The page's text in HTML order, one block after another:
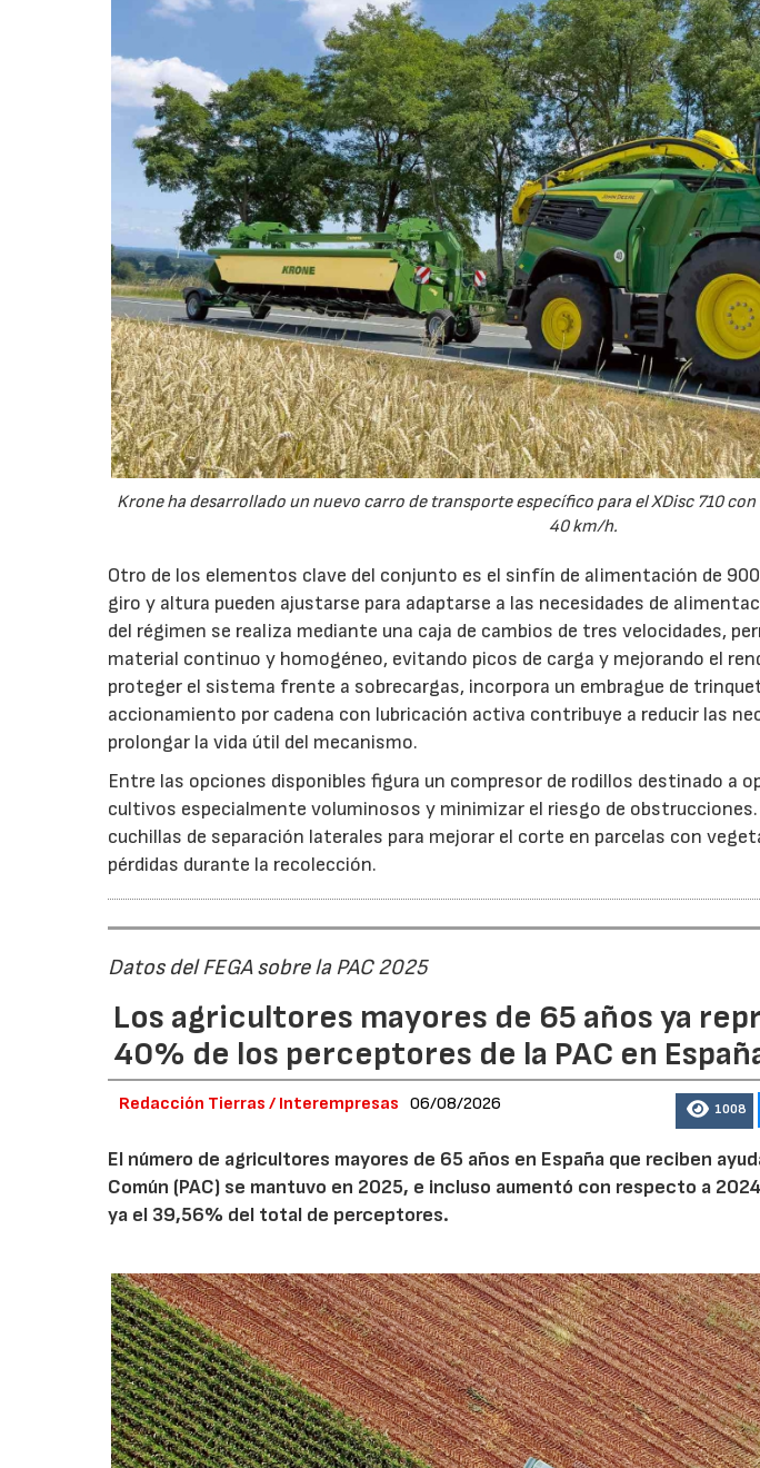
Krone ha desarrollado un nuevo carro de transporte específico para el XDisc 710
40 km/h.
Otro de los elementos clave del conjunto es el sinfín de alimentación de
giro y altura pueden ajustarse para adaptarse a las necesidades de
del régimen se realiza mediante una caja de cambios de tres velocidades,
material continuo y homogéneo, evitando picos de carga y mejorando el
proteger el sistema frente a sobrecargas, incorpora un embrague de
accionamiento por cadena con lubricación activa contribuye a reducir las
prolongar la vida útil del mecanismo.
Entre las opciones disponibles figura un compresor de rodillos destinado a
cultivos especialmente voluminosos y minimizar el riesgo de
cuchillas de separación laterales para mejorar el corte en parcelas con
pérdidas durante la recolección.
Datos del FEGA sobre la PAC 2025
Los agricultores mayores de 65 años ya
40% de los perceptores de la PAC en
Redacción Tierras / Interempresas 06/08/2026 1008
El número de agricultores mayores de 65 años en España que reciben
Común (PAC) se mantuvo en 2025, e incluso aumentó con respecto a
ya el 39,56% del total de perceptores.